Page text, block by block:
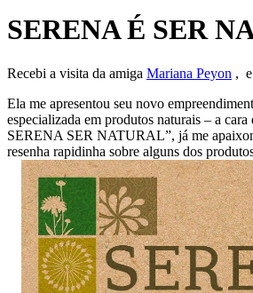
SERENA É SER
Recebi a visita da amiga Mariana Peyon ,
Ela me apresentou seu novo
especializada em produtos naturais – a
SERENA SER NATURAL”, já me
resenha rapidinha sobre alguns dos